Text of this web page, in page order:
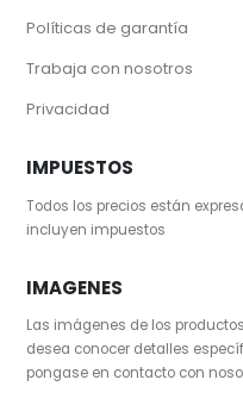
Políticas de garantía
Trabaja con nosotros
Privacidad
IMPUESTOS
Todos los precios están
incluyen impuestos
IMAGENES
Las imágenes de los
desea conocer detalles
pongase en contacto con